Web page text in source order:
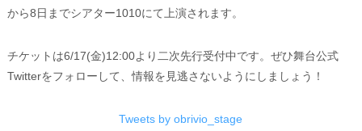
から8日までシアター1010にて上演されます。
チケットは6/17(金)12:00より二次先行受付中です。ぜひ舞台公式
Twitterをフォローして、情報を見逃さないようにしましょう！
Tweets by obrivio_stage